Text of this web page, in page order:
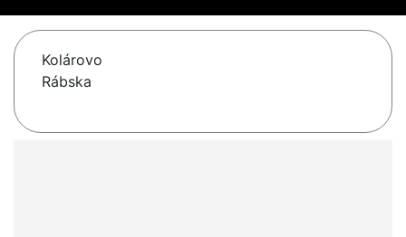
Kolárovo
Rábska